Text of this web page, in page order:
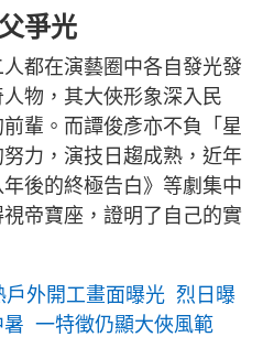
爭光
都在演藝圈中各自發光發
物，其大俠形象深入民
輩。而譚俊彥亦不負「星
力，演技日趨成熟，近年
後的終極告白》等劇集中
帝寶座，證明了自己的實
戶外開工畫面曝光 烈日曝
一特徵仍顯大俠風範